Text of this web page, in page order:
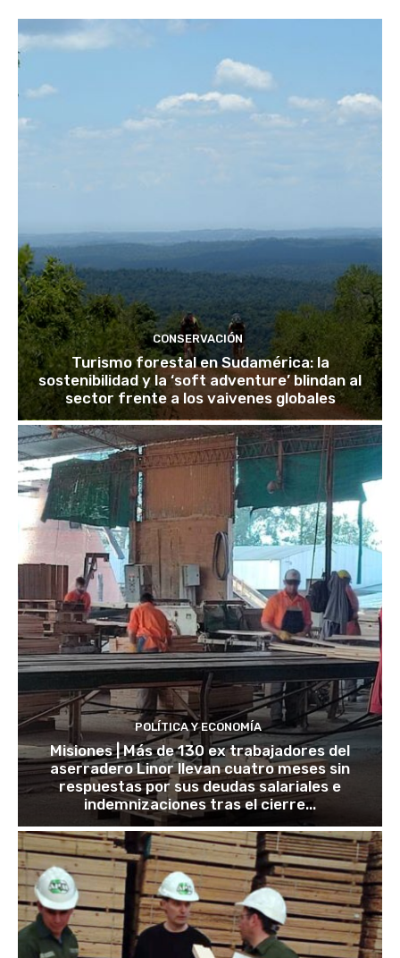
CONSERVACIÓN
Turismo forestal en Sudamérica: la
sostenibilidad y la ‘soft adventure’ blindan al
sector frente a los vaivenes globales
POLÍTICA Y ECONOMÍA
Misiones | Más de 130 ex trabajadores del
aserradero Linor llevan cuatro meses sin
respuestas por sus deudas salariales e
indemnizaciones tras el cierre...